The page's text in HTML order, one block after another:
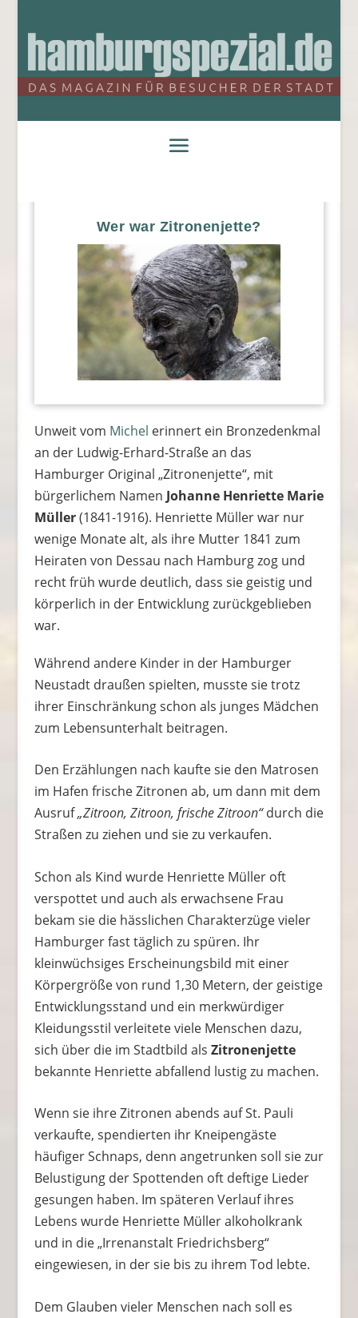
Wer war Zitronenjette?
Unweit vom Michel erinnert ein Bronzedenkmal
an der Ludwig-Erhard-Straße an das
Hamburger Original „Zitronenjette“, mit
bürgerlichem Namen Johanne Henriette Marie
Müller(1841-1916). Henriette Müller war nur
wenige Monate alt, als ihre Mutter 1841 zum
Heiraten von Dessau nach Hamburg zog und
recht früh wurde deutlich, dass sie geistig und
körperlich in der Entwicklung zurückgeblieben
war.
Während andere Kinder in der Hamburger
Neustadt draußen spielten, musste sie trotz
ihrer Einschränkung schon als junges Mädchen
zum Lebensunterhalt beitragen.
Den Erzählungen nach kaufte sie den Matrosen
im Hafen frische Zitronen ab, um dann mit dem
Ausruf„Zitroon, Zitroon, frische Zitroon“durch die
Straßen zu ziehen und sie zu verkaufen.
Schon als Kind wurde Henriette Müller oft
verspottet und auch als erwachsene Frau
bekam sie die hässlichen Charakterzüge vieler
Hamburger fast täglich zu spüren. Ihr
kleinwüchsiges Erscheinungsbild mit einer
Körpergröße von rund 1,30 Metern, der geistige
Entwicklungsstand und ein merkwürdiger
Kleidungsstil verleitete viele Menschen dazu,
sich über die im Stadtbild als Zitronenjette
bekannte Henriette abfallend lustig zu machen.
Wenn sie ihre Zitronen abends auf St. Pauli
verkaufte, spendierten ihr Kneipengäste
häufiger Schnaps, denn angetrunken soll sie zur
Belustigung der Spottenden oft deftige Lieder
gesungen haben. Im späteren Verlauf ihres
Lebens wurde Henriette Müller alkoholkrank
und in die „Irrenanstalt Friedrichsberg“
eingewiesen, in der sie bis zu ihrem Tod lebte.
Dem Glauben vieler Menschen nach soll es